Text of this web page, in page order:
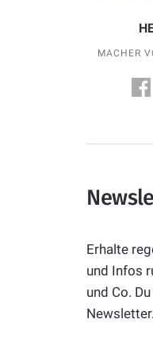
MACHER
Erhalte
und Infos
und Co.
Newsletter.